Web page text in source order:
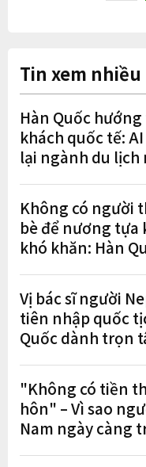
Tin xem nhiều
Hàn Quốc
khách quốc tế:
lại ngành du lịch
Không có người
bè để nương tựa
khó khăn: Hàn
Vị bác sĩ người
tiên nhập quốc
Quốc dành trọn
"Không có tiền
hôn" – Vì sao
Nam ngày càng